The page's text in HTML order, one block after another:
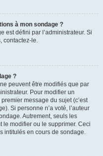
à mon sondage ?
est défini par l’administrateur. Si
contactez-le.
?
peuvent être modifiés que par
Pour modifier un
message du sujet (c’est
Si personne n’a voté, l’auteur
Autrement, seuls les
le modifier ou le supprimer. Ceci
intitulés en cours de sondage.